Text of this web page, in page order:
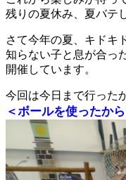
残りの夏休み、夏バテ
さて今年の夏、キドキ
知らない子と息が合っ
開催しています。
今回は今日まで行った
＜ボールを使ったか